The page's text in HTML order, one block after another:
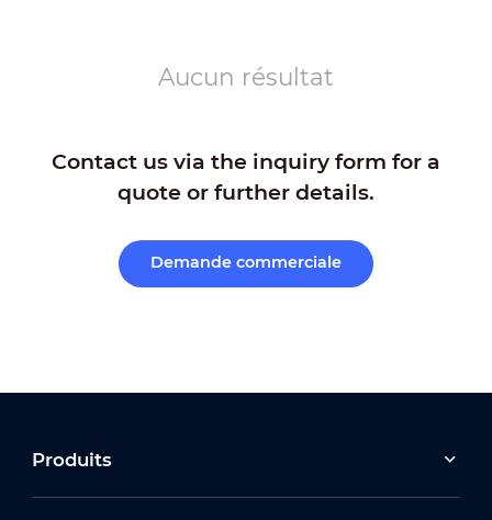
Aucun résultat
Contact us via the inquiry form for a
quote or further details.
Demande commerciale
Produits